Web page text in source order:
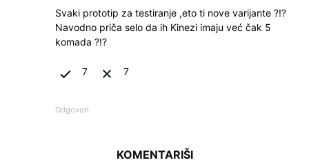
Svaki prototip za testiranje ,eto ti nove varijante ?!?
Navodno priča selo da ih Kinezi imaju već čak 5
komada ?!?
7 7
Odgovori
KOMENTARIŠI